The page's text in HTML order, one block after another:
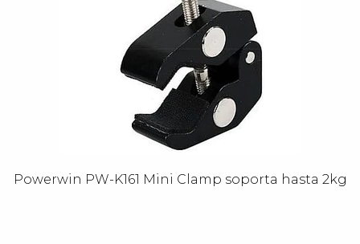
Powerwin PW-K161 Mini Clamp soporta hasta 2kg